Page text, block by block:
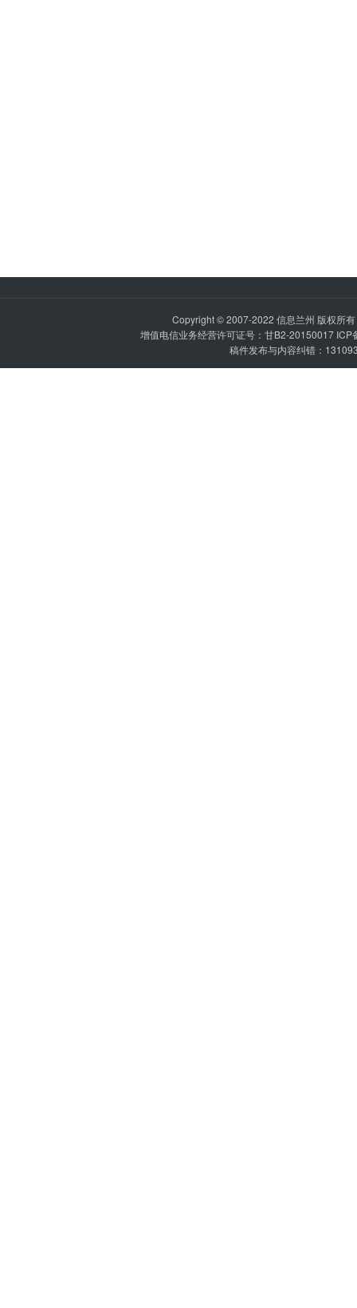
Copyright © 2007-2022 信息兰州 版权所
增值电信业务经营许可证号：甘B2-20150017 ICP
稿件发布与内容纠错：